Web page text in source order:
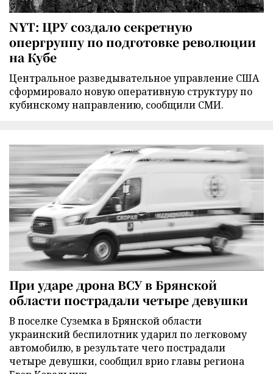
NYT: ЦРУ создало секретную
опергруппу по подготовке революции
на Кубе
Центральное разведывательное управление США
сформировало новую оперативную структуру по
кубинскому направлению, сообщили СМИ.
При ударе дрона ВСУ в Брянской
области пострадали четыре девушки
В поселке Суземка в Брянской области
украинский беспилотник ударил по легковому
автомобилю, в результате чего пострадали
четыре девушки, сообщил врио главы региона